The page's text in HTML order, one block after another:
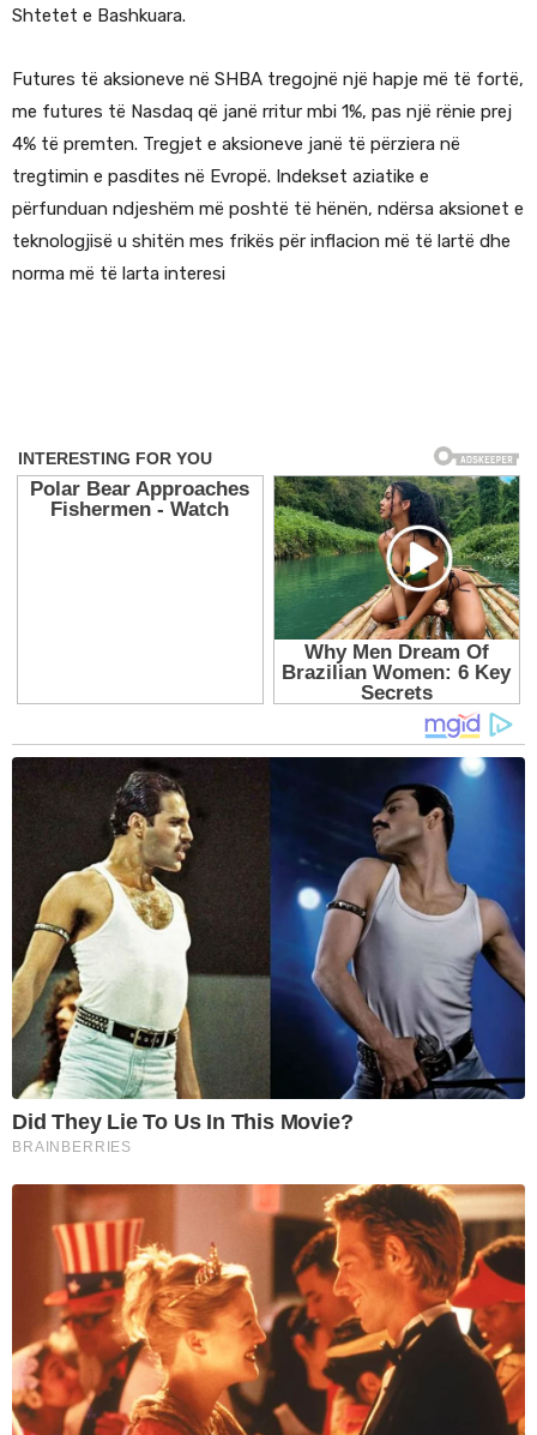
Shtetet e Bashkuara.
Futures të aksioneve në SHBA tregojnë një hapje më të fortë,
me futures të Nasdaq që janë rritur mbi 1%, pas një rënie prej
4% të premten. Tregjet e aksioneve janë të përziera në
tregtimin e pasdites në Evropë. Indekset aziatike e
përfunduan ndjeshëm më poshtë të hënën, ndërsa aksionet e
teknologjisë u shitën mes frikës për inflacion më të lartë dhe
norma më të larta interesi